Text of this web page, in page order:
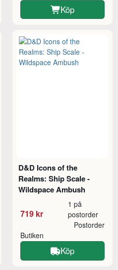
Köp
D&D Icons of the
Realms: Ship Scale -
Wildspace Ambush
719 kr
1 på
postorder
Butiken
Postorder
Köp